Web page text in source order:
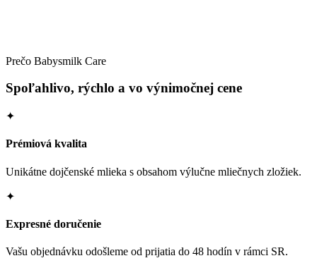
Detail →
Prečo Babysmilk Care
Spoľahlivo, rýchlo a vo výnimočnej cene
✦
Prémiová kvalita
Unikátne dojčenské mlieka s obsahom výlučne mliečnych zložiek.
✦
Expresné doručenie
Vašu objednávku odošleme od prijatia do 48 hodín v rámci SR.